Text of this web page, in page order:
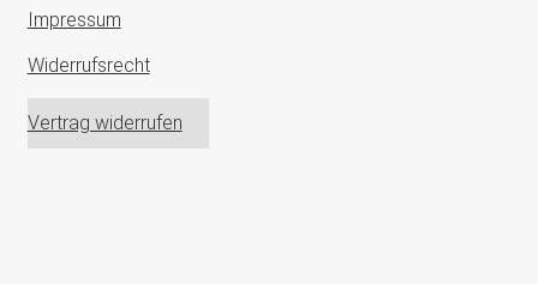
Impressum
Widerrufsrecht
Vertrag widerrufen